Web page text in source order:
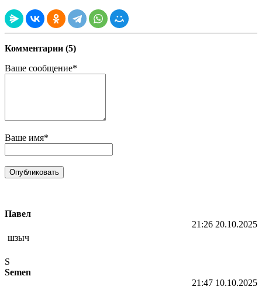
Комментарии (5)
Ваше сообщение*
Ваше имя*
Павел
21:26 20.10.2025
шзыч
S
Semen
21:47 10.10.2025